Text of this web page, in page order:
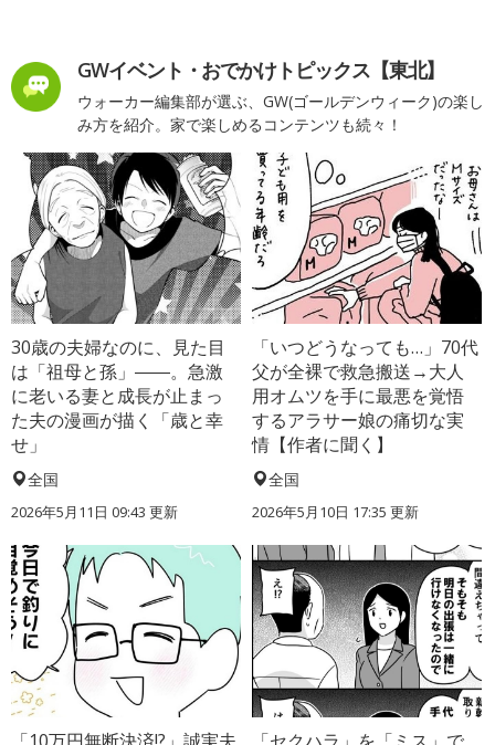
GWイベント・おでかけトピックス【東北】
ウォーカー編集部が選ぶ、GW(ゴールデンウィーク)の楽し
み方を紹介。家で楽しめるコンテンツも続々！
30歳の夫婦なのに、見た目
は「祖母と孫」――。急激
に老いる妻と成長が止まっ
た夫の漫画が描く「歳と幸
せ」
全国
2026年5月11日 09:43 更新
「いつどうなっても…」70代
父が全裸で救急搬送→大人
用オムツを手に最悪を覚悟
するアラサー娘の痛切な実
情【作者に聞く】
全国
2026年5月10日 17:35 更新